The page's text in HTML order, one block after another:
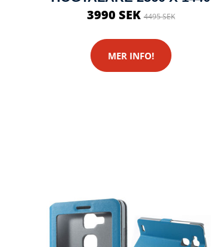
3990 SEK4495 SEK
MER INFO!